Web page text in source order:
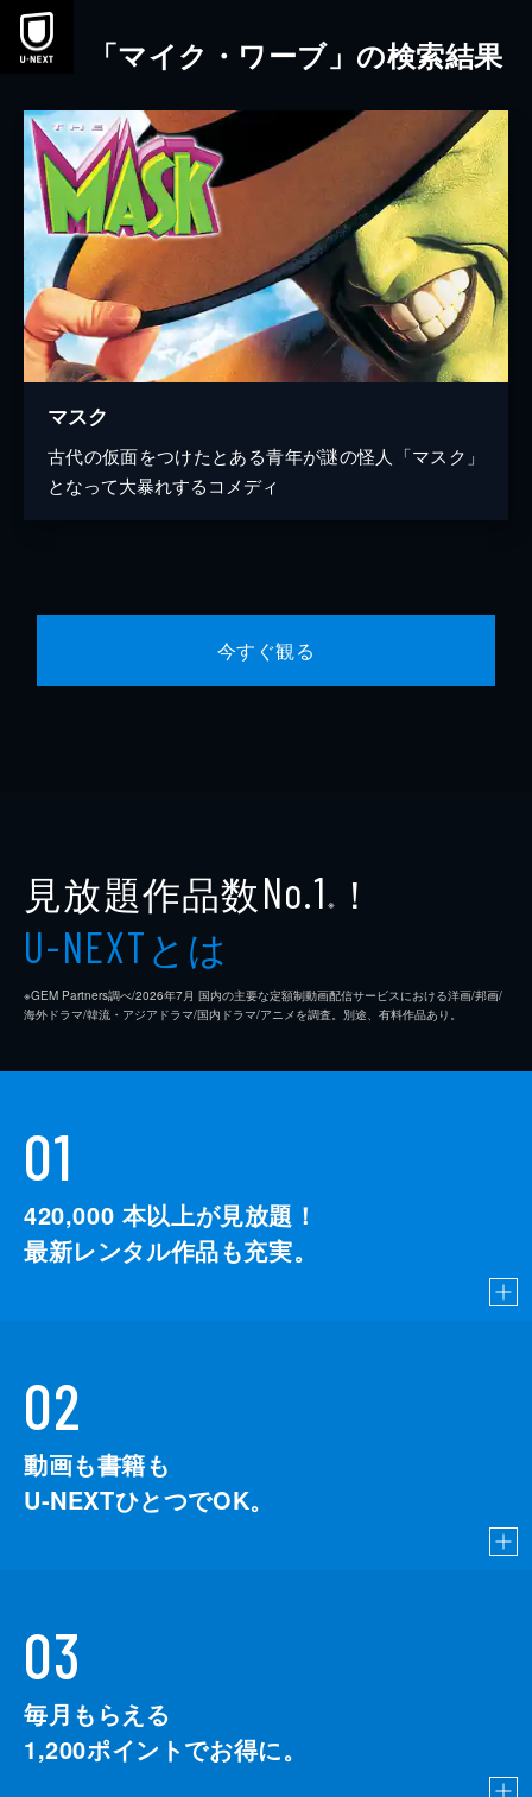
本文へスキップ
「マイク・ワーブ」の検索結果
マスク
古代の仮面をつけたとある青年が謎の怪人「マスク」
となって大暴れするコメディ
今すぐ観る
見放題作品数No.1 ※ ！
U-NEXTとは
※GEM Partners調べ/2026年7⽉ 国内の主要な定額制動画配信サービスにおける洋画/邦画/
海外ドラマ/韓流・アジアドラマ/国内ドラマ/アニメを調査。別途、有料作品あり。
01
420,000 本以上が見放題！
最新レンタル作品も充実。
02
動画も書籍も
U-NEXTひとつでOK。
03
毎月もらえる
1,200ポイントでお得に。